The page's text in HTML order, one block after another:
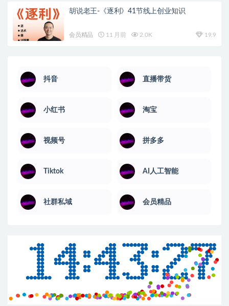
胡说老王-《逐利》41节线上创业知识
会员精品 11 月前 2.0K 19.9
抖音 直播带货
小红书 淘宝
视频号 拼多多
Tiktok AI人工智能
社群私域 会员精品